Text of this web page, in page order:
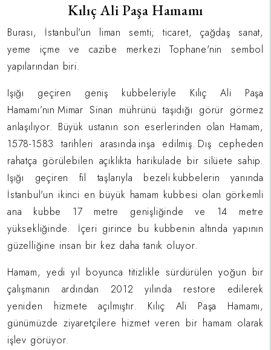
Kılıç Ali Paşa Hamamı
Burası, İstanbul'un liman semti; ticaret, çağdaş sanat,
yeme içme ve cazibe merkezi Tophane'nin sembol
yapılarından biri.
Işığı geçiren geniş kubbeleriyle Kılıç Ali Paşa
Hamamı’nın Mimar Sinan mührünü taşıdığı görür görmez
anlaşılıyor. Büyük ustanın son eserlerinden olan Hamam,
1578-1583 tarihleri arasında inşa edilmiş. Dış cepheden
rahatça görülebilen açıklıkta harikulade bir silüete sahip.
Işığı geçiren fil taşlarıyla bezeli kubbelerin yanında
İstanbul'un ikinci en büyük hamam kubbesi olan görkemli
ana kubbe 17 metre genişliğinde ve 14 metre
yüksekliğinde. İçeri girince bu kubbenin altında yapının
güzelliğine insan bir kez daha tanık oluyor.
Hamam, yedi yıl boyunca titizlikle sürdürülen yoğun bir
çalışmanın ardından 2012 yılında restore edilerek
yeniden hizmete açılmıştır. Kılıç Ali Paşa Hamamı,
günümüzde ziyaretçilere hizmet veren bir hamam olarak
işlev görüyor.